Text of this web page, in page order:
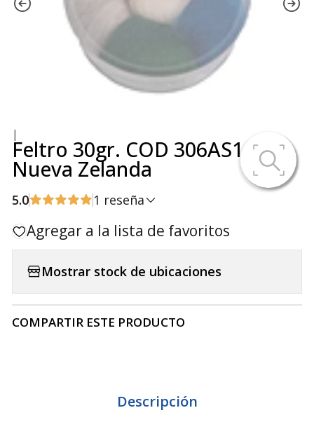
|
Feltro 30gr. COD 306AS1 -
Nueva Zelanda
5.0 1 reseña
Agregar a la lista de favoritos
Mostrar stock de ubicaciones
COMPARTIR ESTE PRODUCTO
Descripción